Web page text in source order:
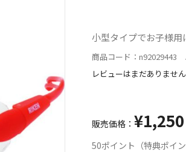
小型タイプでお子様用
商品コード：n92029443
レビューはまだありません
販売価格： ¥1,250
50ポイント（特典ポイン